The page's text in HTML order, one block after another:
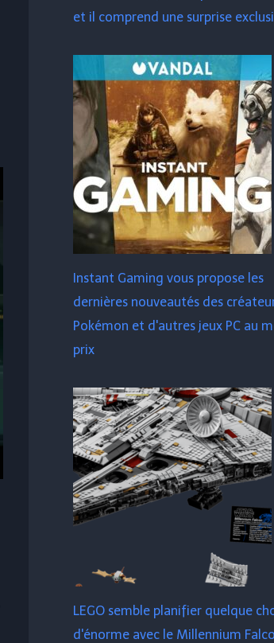
et il comprend une surprise
Instant Gaming vous propose les
dernières nouveautés des
Pokémon et d'autres jeux PC au
prix
LEGO semble planifier quelque
d'énorme avec le Millennium